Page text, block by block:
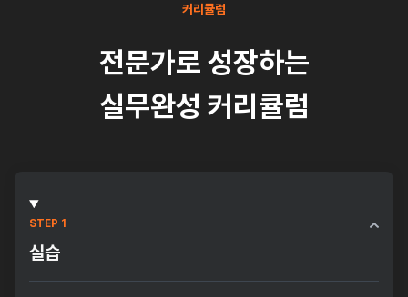
커리큘럼
전문가로 성장하는
실무완성 커리큘럼
STEP 1
실습